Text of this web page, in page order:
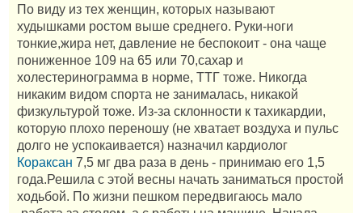
По виду из тех женщин, которых называют
худышками ростом выше среднего. Руки-ноги
тонкие,жира нет, давление не беспокоит - она чаще
пониженное 109 на 65 или 70,сахар и
холестеринограмма в норме, ТТГ тоже. Никогда
никаким видом спорта не занималась, никакой
физкультурой тоже. Из-за склонности к тахикардии,
которую плохо переношу (не хватает воздуха и пульс
долго не успокаивается) назначил кардиолог
Кораксан 7,5 мг два раза в день - принимаю его 1,5
года.Решила с этой весны начать заниматься простой
ходьбой. По жизни пешком передвигаюсь мало